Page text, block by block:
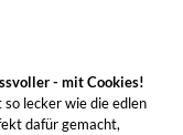
- mit Cookies!
so lecker wie die edlen
dafür gemacht,